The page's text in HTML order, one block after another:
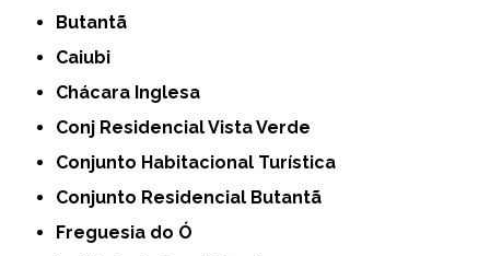
Butantã
Caiubi
Chácara Inglesa
Conj Residencial Vista Verde
Conjunto Habitacional Turística
Conjunto Residencial Butantã
Freguesia do Ó